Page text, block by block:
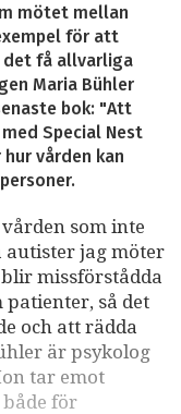
mötet mellan
för att
det få allvarliga
Maria Bühler
bok: "Att
Special Nest
vården kan
som inte
autister jag möter
missförstådda
patienter, så det
och att rädda
är psykolog
tar emot
för